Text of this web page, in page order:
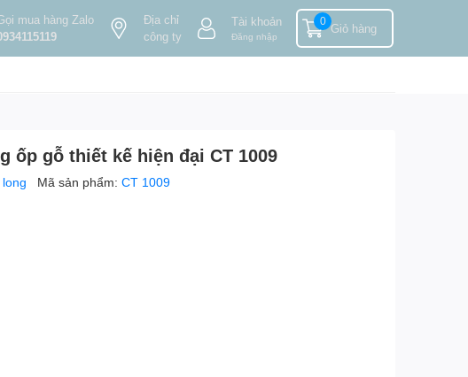
mua hàng Zalo
Địa chỉ
công ty
Tài khoản
Đăng nhập
Giỏ hàng
0
ốp gỗ thiết kế hiện đại CT 1009
Mã sản phẩm: CT 1009